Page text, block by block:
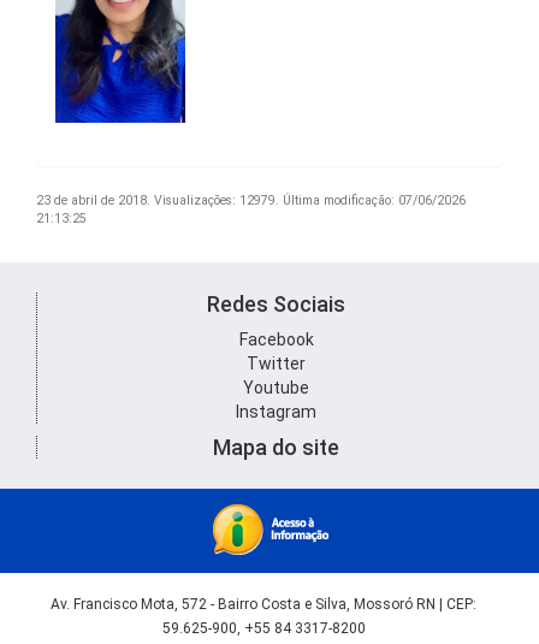
23 de abril de 2018. Visualizações: 12979. Última modificação: 07/06/2026
21:13:25
Redes Sociais
Facebook
Twitter
Youtube
Instagram
Mapa do site
Av. Francisco Mota, 572 - Bairro Costa e Silva, Mossoró RN | CEP:
59.625-900, +55 84 3317-8200